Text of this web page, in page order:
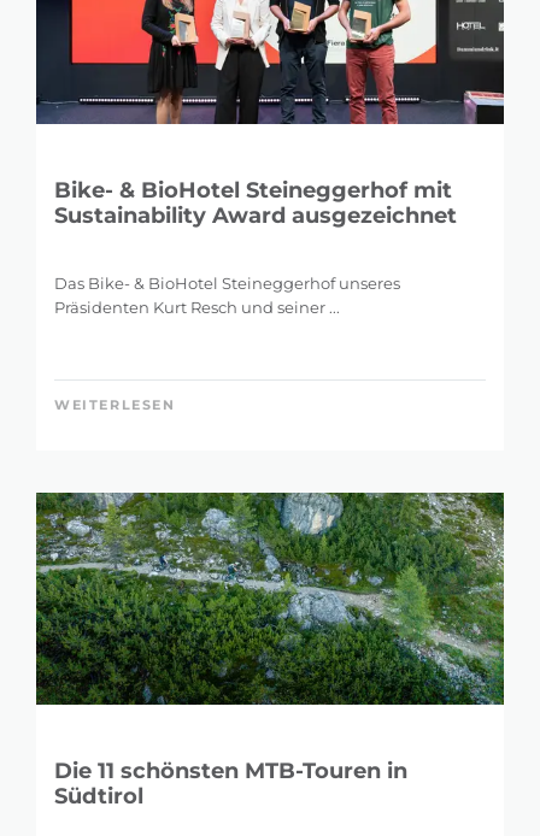
Bike- & BioHotel Steineggerhof mit
Sustainability Award ausgezeichnet
Das Bike- & BioHotel Steineggerhof unseres
Präsidenten Kurt Resch und seiner ...
WEITERLESEN
Die 11 schönsten MTB-Touren in
Südtirol